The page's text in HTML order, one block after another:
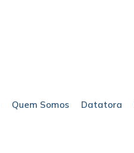
Quem Somos Datatora